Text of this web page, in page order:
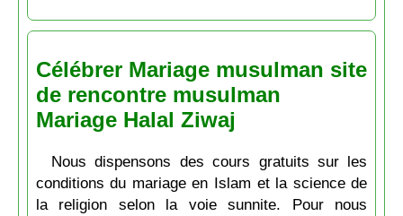
Célébrer Mariage musulman site
de rencontre musulman
Mariage Halal Ziwaj
Nous dispensons des cours gratuits sur les
conditions du mariage en Islam et la science de
la religion selon la voie sunnite. Pour nous